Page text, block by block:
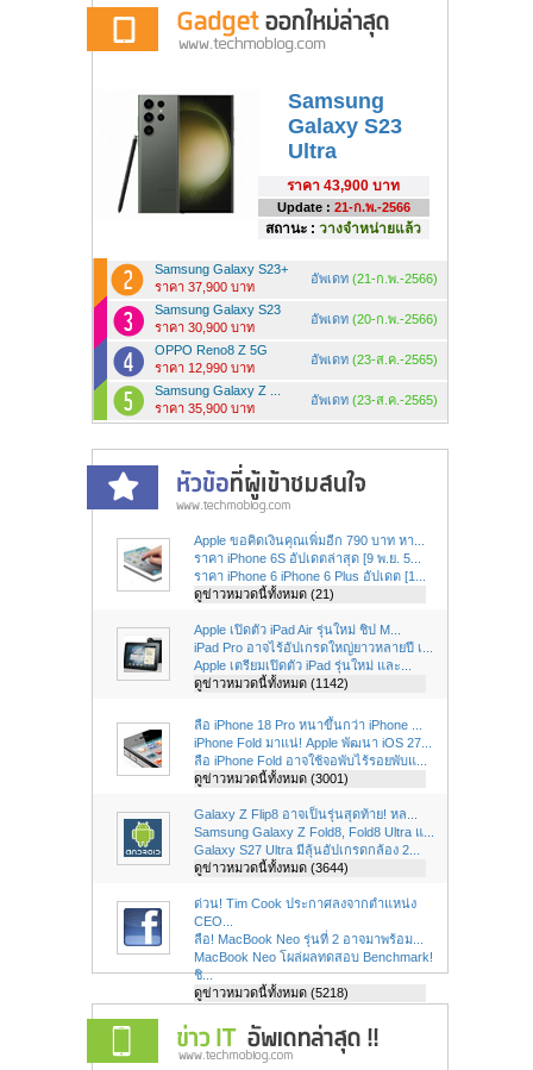
Samsung
Galaxy S23
Ultra
ราคา 43,900 บาท
Update : 21-ก.พ.-2566
สถานะ : วางจำหน่ายแล้ว
Samsung Galaxy S23+
ราคา 37,900 บาท
อัพเดท (21-ก.พ.-2566)
Samsung Galaxy S23
ราคา 30,900 บาท
อัพเดท (20-ก.พ.-2566)
OPPO Reno8 Z 5G
ราคา 12,990 บาท
อัพเดท (23-ส.ค.-2565)
Samsung Galaxy Z ...
ราคา 35,900 บาท
อัพเดท (23-ส.ค.-2565)
Apple ขอคิดเงินคุณเพิ่มอีก 790 บาท หา...
ราคา iPhone 6S อัปเดตล่าสุด [9 พ.ย. 5...
ราคา iPhone 6 iPhone 6 Plus อัปเดต [1...
ดูข่าวหมวดนี้ทั้งหมด (21)
Apple เปิดตัว iPad Air รุ่นใหม่ ชิป M...
iPad Pro อาจไร้อัปเกรดใหญ่ยาวหลายปี เ...
Apple เตรียมเปิดตัว iPad รุ่นใหม่ และ...
ดูข่าวหมวดนี้ทั้งหมด (1142)
ลือ iPhone 18 Pro หนาขึ้นกว่า iPhone ...
iPhone Fold มาแน่! Apple พัฒนา iOS 27...
ลือ iPhone Fold อาจใช้จอพับไร้รอยพับแ...
ดูข่าวหมวดนี้ทั้งหมด (3001)
Galaxy Z Flip8 อาจเป็นรุ่นสุดท้าย! หล...
Samsung Galaxy Z Fold8, Fold8 Ultra แ...
Galaxy S27 Ultra มีลุ้นอัปเกรดกล้อง 2...
ดูข่าวหมวดนี้ทั้งหมด (3644)
ด่วน! Tim Cook ประกาศลงจากตำแหน่ง
CEO...
ลือ! MacBook Neo รุ่นที่ 2 อาจมาพร้อม...
MacBook Neo โผล่ผลทดสอบ Benchmark!
ชิ...
ดูข่าวหมวดนี้ทั้งหมด (5218)